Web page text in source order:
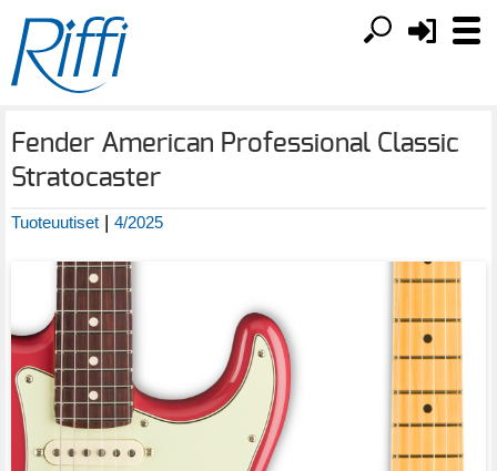
Fender American Professional Classic
Stratocaster
Tuoteuutiset | 4/2025